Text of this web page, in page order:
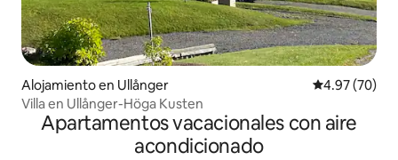
Alojamiento en Ullånger Calificación
4.97 (70)
Villa en Ullånger-Höga Kusten
Apartamentos vacacionales con aire
acondicionado